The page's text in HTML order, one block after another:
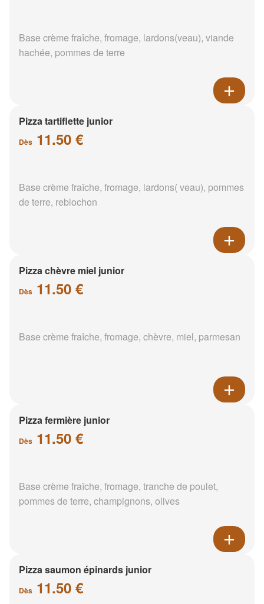
Base crème fraîche, fromage, lardons(veau), viande
hachée, pommes de terre
Pizza tartiflette junior
Dès 11.50 €
Base crème fraîche, fromage, lardons( veau), pommes
de terre, reblochon
Pizza chèvre miel junior
Dès 11.50 €
Base crème fraîche, fromage, chèvre, miel, parmesan
Pizza fermière junior
Dès 11.50 €
Base crème fraîche, fromage, tranche de poulet,
pommes de terre, champignons, olives
Pizza saumon épinards junior
Dès 11.50 €